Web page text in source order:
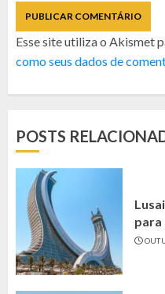
Esse site utiliza o Akismet
como seus dados de
POSTS
para